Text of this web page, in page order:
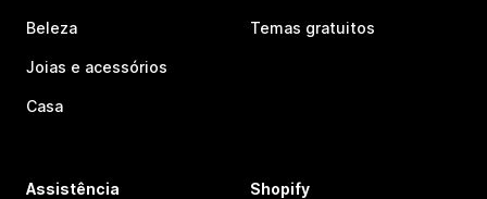
Beleza
Joias e acessórios
Casa
Temas gratuitos
Assistência Shopify